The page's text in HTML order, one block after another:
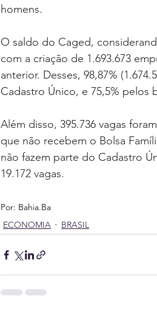
homens.
O saldo do Caged,
com a criação de 1.693.673
anterior. Desses, 98,87%
Cadastro Único, e 75,5% pelos
Além disso, 395.736 vagas
que não recebem o Bolsa
não fazem parte do Cadastro
19.172 vagas.
Por: Bahia.Ba
ECONOMIA
BRASIL